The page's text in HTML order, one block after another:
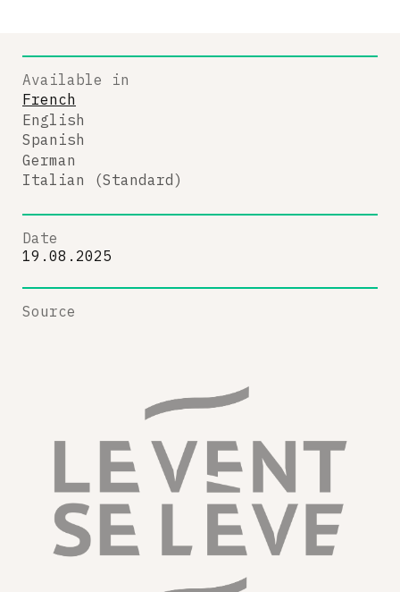
Available in
French
English
Spanish
German
Italian (Standard)
Date
19.08.2025
Source